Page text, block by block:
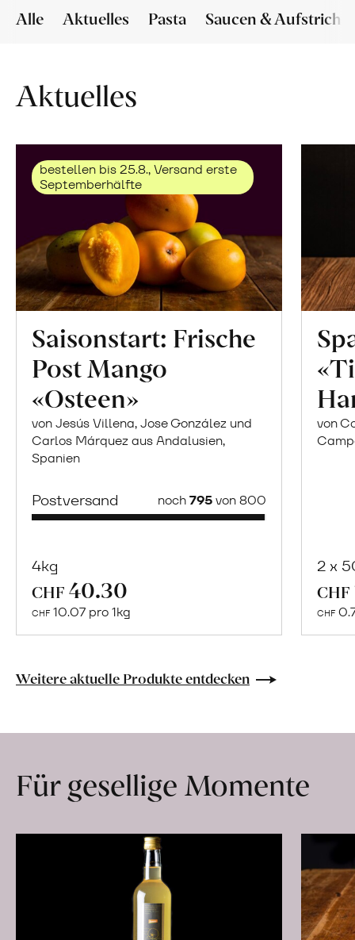
Alle Aktuelles Pasta Saucen & Aufstriche
Aktuelles
bestellen bis 25.8., Versand erste
Septemberhälfte
Saisonstart: Frische
Post Mango
«Osteen»
von Jesús Villena, Jose González und
Carlos Márquez aus Andalusien,
Spanien
Postversand noch795von 800
4kg
CHF 40.30
CHF 10.07 pro 1kg
Naturbelassene
Lebensmittel
Hof
erfahren
von
2 x
CHF
CHF
Weitere aktuelle Produkte entdecken
Für gesellige Momente